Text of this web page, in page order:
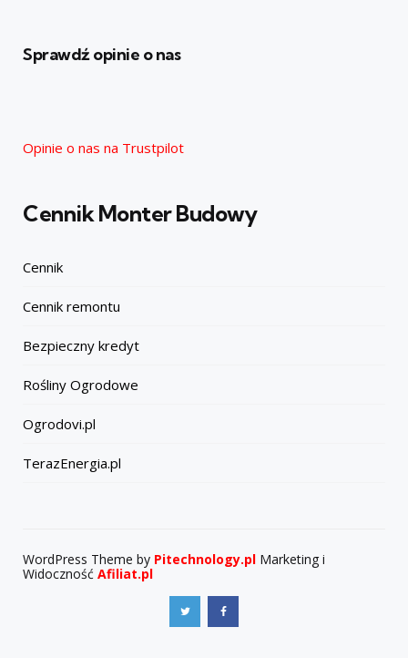
Sprawdź opinie o nas
Opinie o nas na Trustpilot
Cennik Monter Budowy
Cennik
Cennik remontu
Bezpieczny kredyt
Rośliny Ogrodowe
Ogrodovi.pl
TerazEnergia.pl
WordPress Theme by Pitechnology.pl Marketing i
Widoczność Afiliat.pl